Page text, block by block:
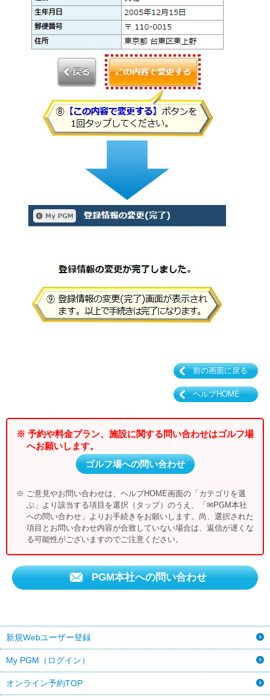
前の画面に戻る
ヘルプHOME
※ 予約や料金プラン、施設に関する問い合わせはゴルフ場
へお願いします。
ゴルフ場への問い合わせ
※ ご意見やお問い合わせは、ヘルプHOME画面の「カテゴリを選
ぶ」より該当する項目を選択（タップ）のうえ、「✉PGM本社
への問い合わせ」よりお手続きをお願いします。尚、選択された
項目とお問い合わせ内容が合致していない場合は、返信が遅くな
る可能性がございますのでご注意ください。
PGM本社への問い合わせ
新規Webユーザー登録
My PGM（ログイン）
オンライン予約TOP